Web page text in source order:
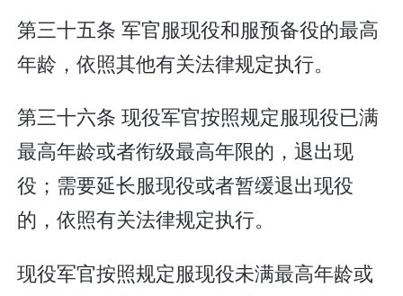
第三十五条 军官服现役和服预备役的最高
年龄，依照其他有关法律规定执行。
第三十六条 现役军官按照规定服现役已满
最高年龄或者衔级最高年限的，退出现
役；需要延长服现役或者暂缓退出现役
的，依照有关法律规定执行。
现役军官按照规定服现役未满最高年龄或